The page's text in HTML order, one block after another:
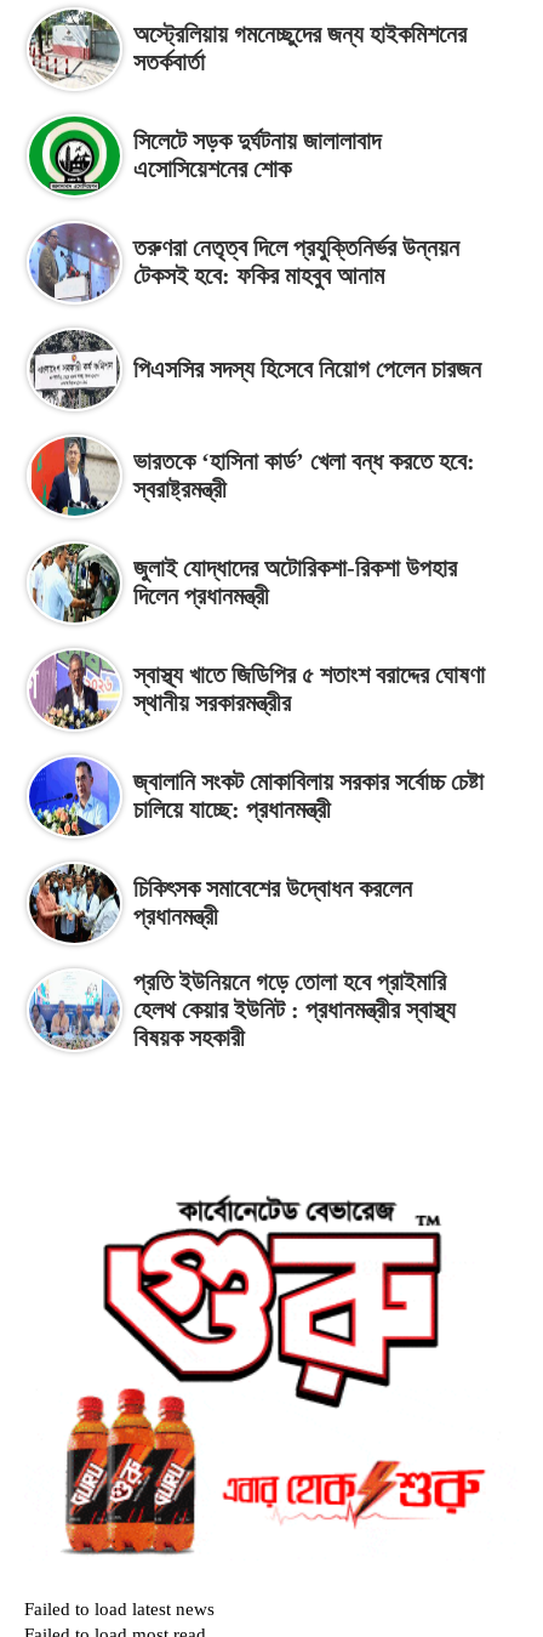
অস্ট্রেলিয়ায় গমনেচ্ছুদের জন্য হাইকমিশনের
সতর্কবার্তা
সিলেটে সড়ক দুর্ঘটনায় জালালাবাদ
এসোসিয়েশনের শোক
তরুণরা নেতৃত্ব দিলে প্রযুক্তিনির্ভর উন্নয়ন
টেকসই হবে: ফকির মাহবুব আনাম
পিএসসির সদস্য হিসেবে নিয়োগ পেলেন চারজন
ভারতকে ‘হাসিনা কার্ড’ খেলা বন্ধ করতে হবে:
স্বরাষ্ট্রমন্ত্রী
জুলাই যোদ্ধাদের অটোরিকশা-রিকশা উপহার
দিলেন প্রধানমন্ত্রী
স্বাস্থ্য খাতে জিডিপির ৫ শতাংশ বরাদ্দের ঘোষণা
স্থানীয় সরকারমন্ত্রীর
জ্বালানি সংকট মোকাবিলায় সরকার সর্বোচ্চ চেষ্টা
চালিয়ে যাচ্ছে: প্রধানমন্ত্রী
চিকিৎসক সমাবেশের উদ্বোধন করলেন
প্রধানমন্ত্রী
প্রতি ইউনিয়নে গড়ে তোলা হবে প্রাইমারি
হেলথ কেয়ার ইউনিট : প্রধানমন্ত্রীর স্বাস্থ্য
বিষয়ক সহকারী
Failed to load latest news